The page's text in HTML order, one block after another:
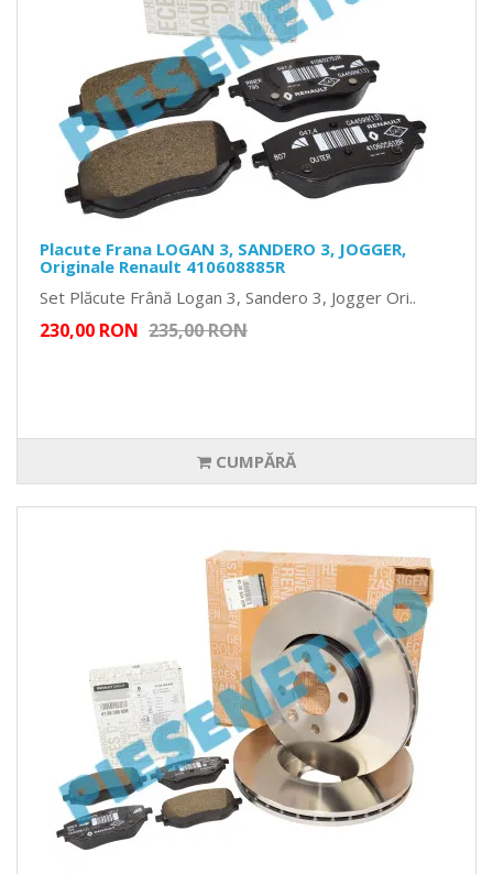
Placute Frana LOGAN 3, SANDERO 3, JOGGER,
Originale Renault 410608885R
Set Plăcute Frână Logan 3, Sandero 3, Jogger Ori..
230,00 RON 235,00 RON
CUMPĂRĂ